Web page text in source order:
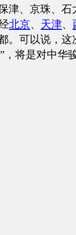
津、京珠、石
北京、 天津、
。可以说，这
，将是对中华